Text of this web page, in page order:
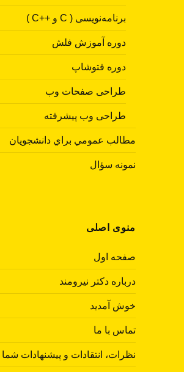
برنامه‌نویسی ( C و ++C )
دوره آموزش فلش
دوره فتوشاپ
طراحی صفحات وب
طراحی وب پیشرفته
مطالب عمومي براي دانشجويان
نمونه سؤال
منوی اصلی
صفحه اول
درباره دکتر نیرومند
خوش آمدید
تماس با ما
نظرات، انتقادات و پیشنهادات شما